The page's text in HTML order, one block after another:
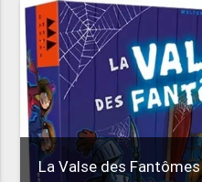
La Valse des Fantômes